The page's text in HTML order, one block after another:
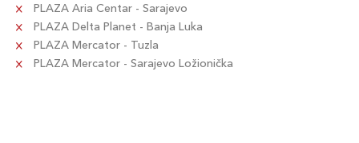
PLAZA Aria Centar - Sarajevo
PLAZA Delta Planet - Banja Luka
PLAZA Mercator - Tuzla
PLAZA Mercator - Sarajevo Ložionička